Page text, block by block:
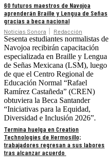
60 futuros maestros de Navojoa
aprenderán Braille y Lengua de Señas
gracias a beca nacional
Noticias Sonora Redacción
Sesenta estudiantes normalistas de
Navojoa recibirán capacitación
especializada en Braille y Lengua
de Señas Mexicana (LSM), luego
de que el Centro Regional de
Educación Normal “Rafael
Ramírez Castañeda” (CREN)
obtuviera la Beca Santander
“Iniciativas para la Equidad,
Diversidad e Inclusión 2026”.
Termina huelga en Creation
Technologies de Hermosillo;
trabajadores regresan a sus labores
tras alcanzar acuerdo